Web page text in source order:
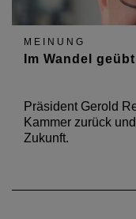
MEINUNG
Im Wandel
Präsident Gerold
Kammer zurück
Zukunft.